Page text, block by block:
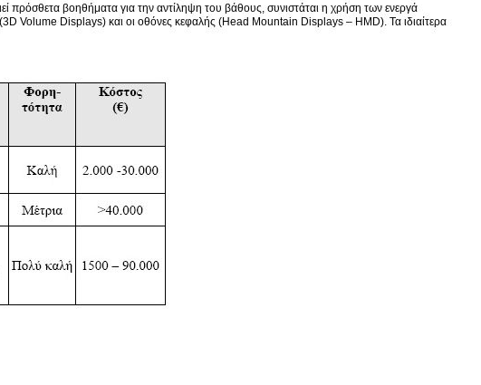
πρόσθετα βοηθήματα για την αντίληψη του βάθους, συνιστάται η χρήση των ενεργά
Volume Displays) και οι οθόνες κεφαλής (Head Mountain Displays – HMD). Τα ιδιαίτερα